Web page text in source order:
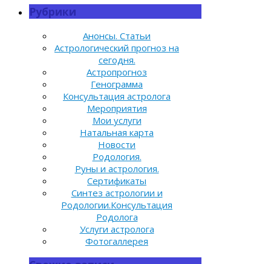
Рубрики
Анонсы. Статьи
Астрологический прогноз на
сегодня.
Астропрогноз
Генограмма
Консультация астролога
Мероприятия
Мои услуги
Натальная карта
Новости
Родология.
Руны и астрология.
Сертификаты
Синтез астрологии и
Родологии.Консультация
Родолога
Услуги астролога
Фотогаллерея